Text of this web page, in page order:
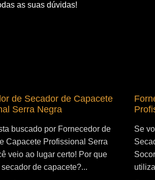
as suas dúvidas!
de Secador de Capacete
Serra Negra
buscado por Fornecedor de
Capacete Profissional Serra
veio ao lugar certo! Por que
de capacete?...
Se